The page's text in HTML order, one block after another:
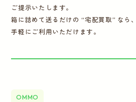
ご提示いたします。
箱に詰めて送るだけの “宅配買取” なら
手軽にご利用いただけます。
OMMO